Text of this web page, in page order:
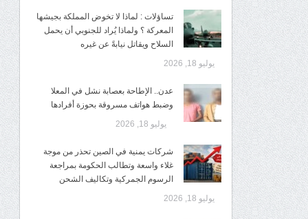
تساؤلات : لماذا لا تخوض المملكة بجيشها
المعركة ؟ ولماذا يُراد للجنوبي أن يحمل
السلاح ويقاتل نيابةً عن غيره
يوليو 18, 2026
عدن.. الإطاحة بعصابة نشل في المعلا
وضبط هواتف مسروقة بحوزة أفرادها
يوليو 18, 2026
شركات يمنية في الصين تحذر من موجة
غلاء واسعة وتطالب الحكومة بمراجعة
الرسوم الجمركية وتكاليف الشحن
يوليو 18, 2026